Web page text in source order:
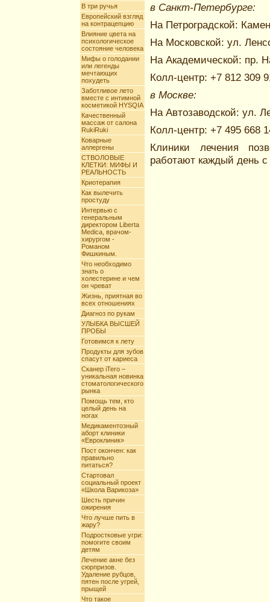
В три ручья
Европейский взгляд
на контрацепцию
Влияние цвета на
психологическое
состояние человека
Мифы о голодании
или легенды
мечтающих
похудеть
Заботливое лето
вместе с интимной
косметикой HYSQIA
Качественный
массаж от салона
RukiRuki
Коварные
аллергены
СТВОЛОВЫЕ
КЛЕТКИ: МИФЫ И
РЕАЛЬНОСТЬ
Криотерапия
Как вылечить
простуду
Интервью с
генеральным
директором Liberta
Mediсa, врачом-
хирургом -
Романом
Фишкиным.
Что необходимо
знать о
холестерине и чем
он чреват
Жизнь, приятная во
всех отношениях
Диагноз по рукам
УЛЫБКА ВЫСШЕЙ
ПРОБЫ
Готовимся к лету
Продукты для зубов
спасут от кариеса
Сканер iTero –
уникальная новинка
стоматологического
рынка
Помощь тем, кто
целый день на
ногах
Медикаментозный
аборт клиники
«Евроклиник»
Пост окончен: как
правильно
питаться?
Стартовал
социальный проект
«Школа Варикоза»
Шесть причин
ожирения
Что лучше пить в
жару?
Подростковые угри:
помогите своим
детям
Лечение акне без
сюрпризов.
Удаление рубцов,
пятен после угрей,
прыщей
Что такое
в Санкт-Петербурге:
На Петроградской:
На Московской: ул.
На Академической: пр.
Колл-центр: +7 812 309
в Москве:
На Автозаводской: ул.
Колл-центр: +7 495 668
Клиники лечения
работают каждый день